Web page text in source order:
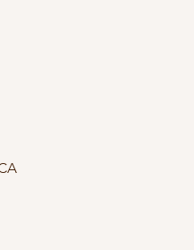
Prix